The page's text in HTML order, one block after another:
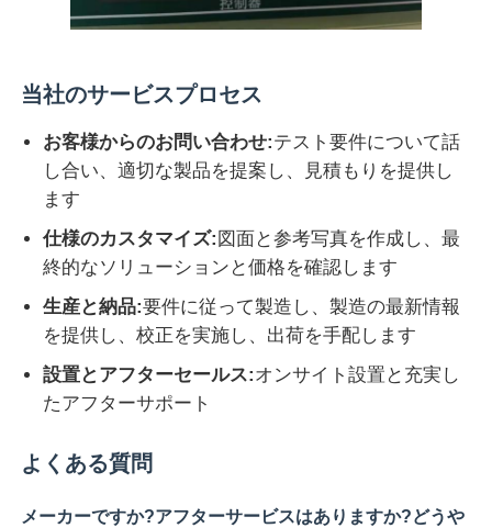
当社のサービスプロセス
お客様からのお問い合わせ:テスト要件について話
し合い、適切な製品を提案し、見積もりを提供し
ます
仕様のカスタマイズ: 図面と参考写真を作成し、最
終的なソリューションと価格を確認します
生産と納品:要件に従って製造し、製造の最新情報
を提供し、校正を実施し、出荷を手配します
設置とアフターセールス:オンサイト設置と充実し
たアフターサポート
よくある質問
メーカーですか?アフターサービスはありますか?どうや